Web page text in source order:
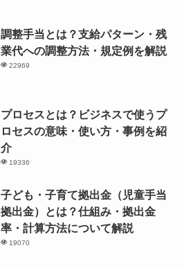
調整手当とは？支給パターン・残
業代への調整方法・規定例を解説
22969
プロセスとは？ビジネスで使うプ
ロセスの意味・使い方・事例を紹
介
19336
子ども・子育て拠出金（児童手当
拠出金）とは？仕組み・拠出金
率・計算方法について解説
19070